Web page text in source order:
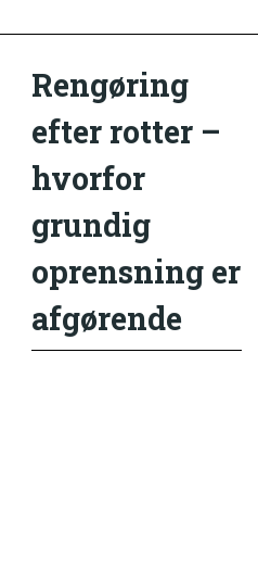
Rengøring
efter rotter –
hvorfor
grundig
oprensning er
afgørende